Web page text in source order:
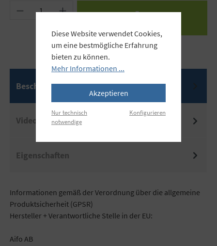
Produkt Anzahl: Gib den gewünschten Wert
Beschreibung
Video
Eigenschaften
Informationen gemäß der Verordnung über die allgemeine
Produktsicherheit (GPSR)
Hersteller + Verantwortliche Stelle in der EU:
Aifo AB
Diese Website verwendet Cookies,
um eine bestmögliche Erfahrung
bieten zu können.
Mehr Informationen ...
Akzeptieren
Nur technisch
notwendige
Konfigurieren